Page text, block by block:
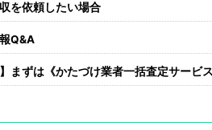
を依頼したい場合
Q&A
まずは《かたづけ業者一括査定サービ